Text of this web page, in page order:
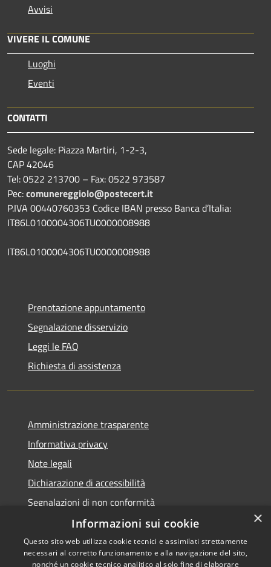
Avvisi
VIVERE IL COMUNE
Luoghi
Eventi
CONTATTI
Sede legale: Piazza Martiri, 1-2-3,
CAP 42046
Tel: 0522 213700 – Fax: 0522 973587
Pec:comunereggiolo@postecert.it
P.IVA 00440760353 Codice IBAN presso Banca d’Italia:
IT86L0100004306TU0000008988
IT86L0100004306TU0000008988
Prenotazione appuntamento
Segnalazione disservizio
Leggi le FAQ
Richiesta di assistenza
Amministrazione trasparente
Informativa privacy
Note legali
Dichiarazione di accessibilità
Segnalazioni di non conformità
Copyright © 2026 • Comune di
×
Informazioni sui cookie
Questo sito web utilizza cookie tecnici e assimilati strettamente
necessari al corretto funzionamento e alla navigazione del sito,
nonché un cookie tecnico analitico al solo fine di elaborare